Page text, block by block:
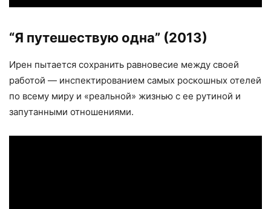
“Я путешествую одна” (2013)
Ирен пытается сохранить равновесие между своей
работой — инспектированием самых роскошных отелей
по всему миру и «реальной» жизнью с ее рутиной и
запутанными отношениями.